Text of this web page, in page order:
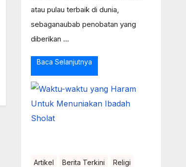
atau pulau terbaik di dunia,
sebaganaubab penobatan yang
diberikan ...
Baca Selanjutnya
Artikel Berita Terkini Religi